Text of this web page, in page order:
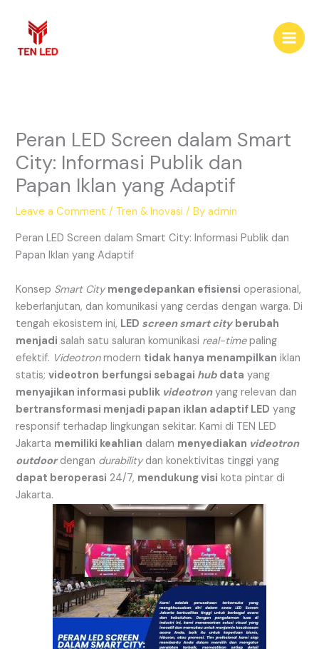
content
Peran LED Screen dalam Smart
City: Informasi Publik dan
Papan Iklan yang Adaptif
Leave a Comment / Tren & Inovasi / Byadmin
Peran LED Screen dalam Smart City: Informasi Publik dan
Papan Iklan yang Adaptif
Konsep Smart City mengedepankan efisiensi operasional,
keberlanjutan, dan komunikasi yang cerdas dengan warga. Di
tengah ekosistem ini, LED screen smart city berubah
menjadi salah satu saluran komunikasi real-timepaling
efektif. Videotronmodern tidak hanya menampilkan iklan
statis;videotron berfungsi sebagai hub data yang
menyajikan informasi publik videotronyang relevan dan
bertransformasi menjadi papan iklan adaptif LED yang
responsif terhadap lingkungan sekitar. Kami di TEN LED
Jakarta memiliki keahlian dalam menyediakan videotron
outdoordengan durabilitydan konektivitas tinggi yang
dapat beroperasi 24/7, mendukung visi kota pintar di
Jakarta.